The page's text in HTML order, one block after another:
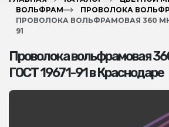
ВОЛЬФРАМ
ПРОВОЛОКА
ПРОВОЛОКА ВОЛЬФРАМОВАЯ 360 МКМ
91
Проволока вольфрамовая
ГОСТ 19671-91 в Краснодаре